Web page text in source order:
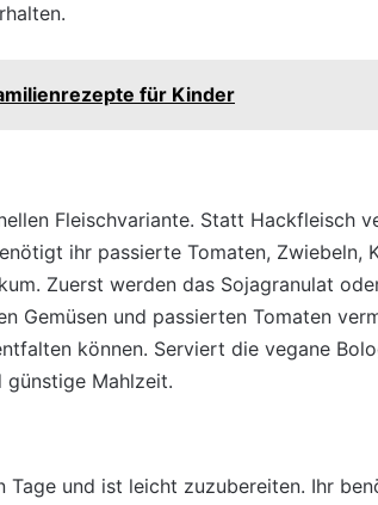
für Kinder
Fleischvariante. Statt Hackfleisch
ihr passierte Tomaten, Zwiebeln,
Zuerst werden das Sojagranulat
Gemüsen und passierten Tomaten
können. Serviert die vegane
günstige Mahlzeit.
und ist leicht zuzubereiten. Ihr